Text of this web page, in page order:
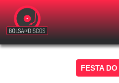
FESTA